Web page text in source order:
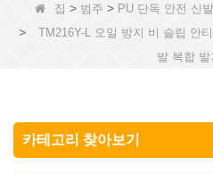
집 > 범주 > PU 단독 안전 신발
>
TM216Y-L 오일 방지 비 슬립 안
발 복합 발
카테고리 찾아보기